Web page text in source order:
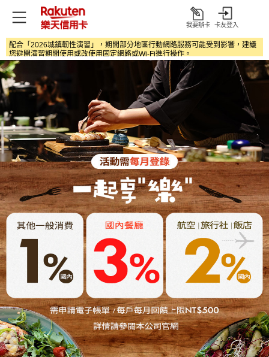
開
我要辦卡 卡友登入
配合「2026城鎮韌性演習」，期間部分地區行動網路服務可能受到影響，建議
您避開演習期間使用或改使用固定網路或Wi‑Fi進行操作。